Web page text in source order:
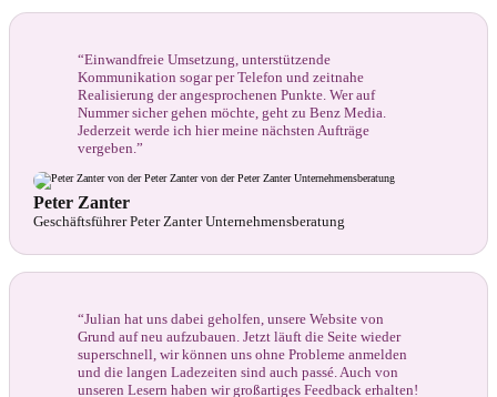
“Einwandfreie Umsetzung, unterstützende
Kommunikation sogar per Telefon und zeitnahe
Realisierung der angesprochenen Punkte. Wer auf
Nummer sicher gehen möchte, geht zu Benz Media.
Jederzeit werde ich hier meine nächsten Aufträge
vergeben.”
Peter Zanter
Geschäftsführer Peter Zanter Unternehmensberatung
“Julian hat uns dabei geholfen, unsere Website von
Grund auf neu aufzubauen. Jetzt läuft die Seite wieder
superschnell, wir können uns ohne Probleme anmelden
und die langen Ladezeiten sind auch passé. Auch von
unseren Lesern haben wir großartiges Feedback erhalten!